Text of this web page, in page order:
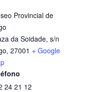
Provincial de
da Soidade, s/n
, 27001 + Google
24 21 12